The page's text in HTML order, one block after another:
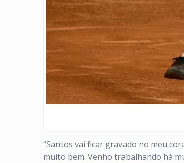
“Santos vai ficar gravado no meu
muito bem. Venho trabalhando há